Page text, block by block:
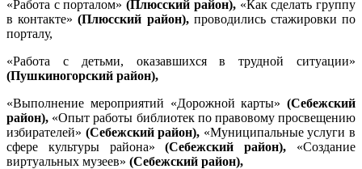
«Работа с порталом»(Плюсский район),«Как сделать группу
в контакте»(Плюсский район),проводились стажировки по
порталу,
«Работа с детьми, оказавшихся в трудной ситуации»
(Пушкиногорский район),
«Выполнение мероприятий «Дорожной карты» (Себежский
район), «Опыт работы библиотек по правовому просвещению
избирателей» (Себежский район), «Муниципальные услуги в
сфере культуры района»(Себежский район), «Создание
виртуальных музеев» (Себежский район),